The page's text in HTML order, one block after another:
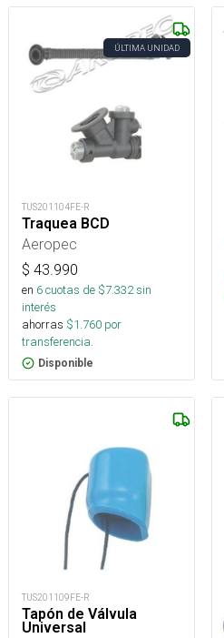
ÚLTIMA UNIDAD
TUS201104FE-R
Traquea BCD
Aeropec
$ 43.990
en 6cuotas de $7.332sin
interés
ahorras $1.760 por
transferencia.
Disponible
TUS201109FE-R
Tapón de Válvula
Universal